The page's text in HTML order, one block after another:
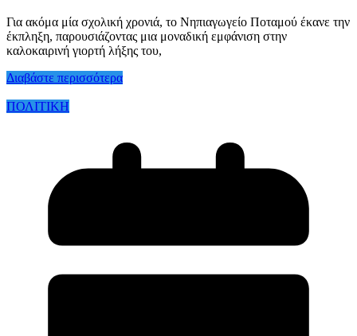
Για ακόμα μία σχολική χρονιά, το Νηπιαγωγείο Ποταμού έκανε την
έκπληξη, παρουσιάζοντας μια μοναδική εμφάνιση στην
καλοκαιρινή γιορτή λήξης του,
Διαβάστε περισσότερα
ΠΟΛΙΤΙΚΗ